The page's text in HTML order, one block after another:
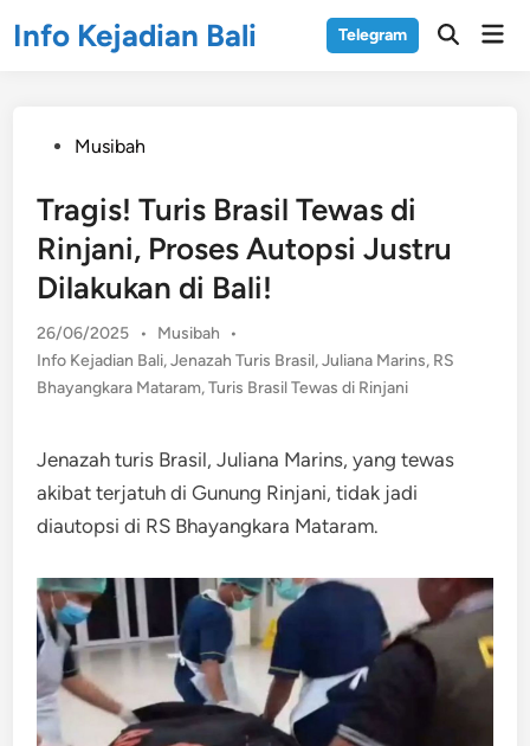
toInfo Kejadian Bali Telegram
Open
PostedMusibah
Tragis! Turis Brasil Tewas di
Rinjani, Proses Autopsi Justru
Dilakukan di Bali!
26/06/2025 •
Posted
in
Musibah
•
Info Kejadian Bali,Jenazah Turis Brasil,Juliana Marins, RS
Bhayangkara Mataram,Turis Brasil Tewas di Rinjani
Jenazah turis Brasil, Juliana Marins, yang tewas
akibat terjatuh di Gunung Rinjani, tidak jadi
diautopsi di RS Bhayangkara Mataram.